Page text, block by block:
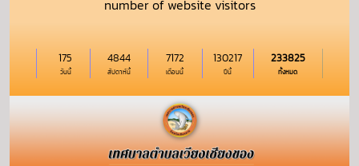
number of website visitors
วันนี้
175
สัปดาห์นี้
4844
เดือนนี้
7172
ปีนี้
130217
ทั้งหมด
233825